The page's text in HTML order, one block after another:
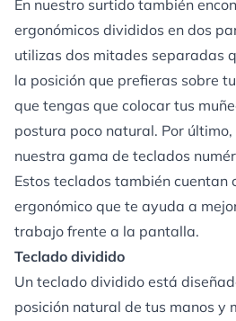
En nuestro surtido también
ergonómicos divididos en dos
utilizas dos mitades separadas
la posición que prefieras sobre
que tengas que colocar tus
postura poco natural. Por
nuestra gama de teclados
Estos teclados también cuentan
ergonómico que te ayuda a
trabajo frente a la pantalla.
Teclado dividido
Un teclado dividido está
posición natural de tus manos y